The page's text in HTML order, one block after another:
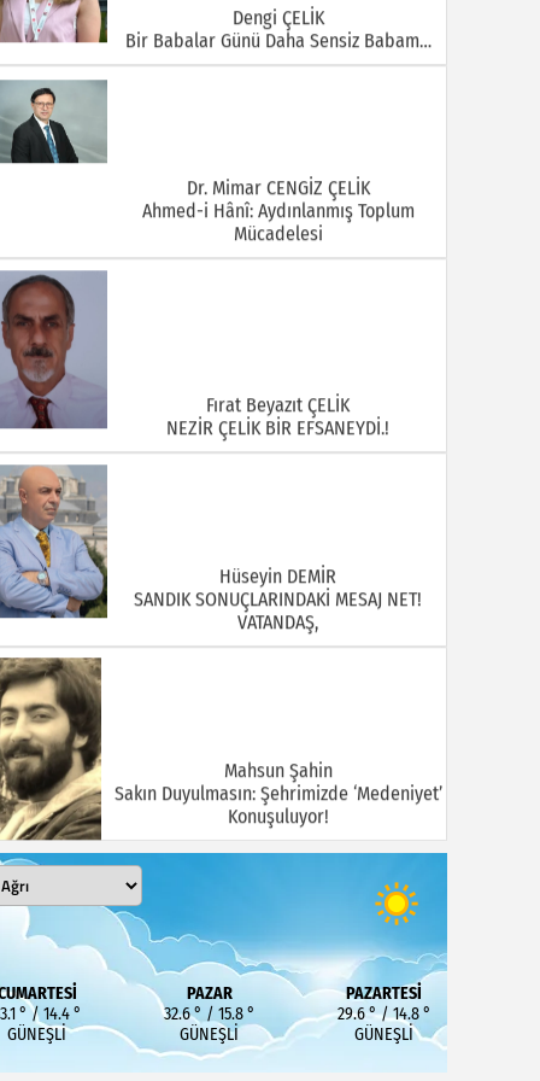
Dengi ÇELİK
Bir Babalar Günü Daha Sensiz Babam…
Dr. Mimar CENGİZ ÇELİK
Ahmed-i Hânî: Aydınlanmış Toplum
Mücadelesi
Fırat Beyazıt ÇELİK
NEZİR ÇELİK BİR EFSANEYDİ.!
Hüseyin DEMİR
SANDIK SONUÇLARINDAKİ MESAJ NET!
VATANDAŞ,
Mahsun Şahin
Sakın Duyulmasın: Şehrimizde ‘Medeniyet’
Konuşuluyor!
MEHMET KOÇ
DOĞUBAYAZIT ASLINDA BİR İNANÇ
MERKEZİDİR
° / 14.4 °
GÜNEŞLI
PAZAR
32.6 ° / 15.8 °
GÜNEŞLI
PAZARTESI
29.6 ° / 14.8 °
GÜNEŞLI